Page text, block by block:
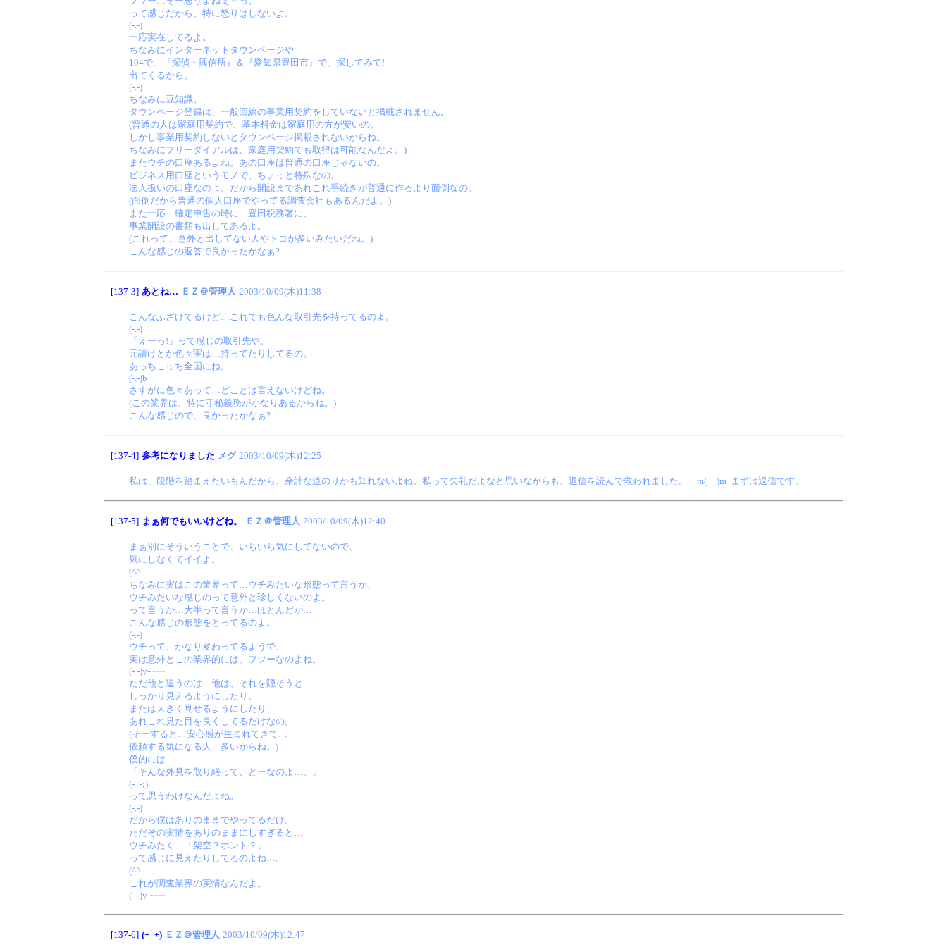
って感じだから、特に怒りはしないよ。
(-.-)
一応実在してるよ。
ちなみにインターネットタウンページや
104で、『探偵・興信所』＆『愛知県豊田市』で、探してみて!
出てくるから。
(-.-)
ちなみに豆知識。
タウンページ登録は、一般回線の事業用契約をしていないと掲載されません。
(普通の人は家庭用契約で、基本料金は家庭用の方が安いの。
しかし事業用契約しないとタウンページ掲載されないからね。
ちなみにフリーダイアルは、家庭用契約でも取得は可能なんだよ。)
またウチの口座あるよね。あの口座は普通の口座じゃないの。
ビジネス用口座というモノで、ちょっと特殊なの。
法人扱いの口座なのよ。だから開設まであれこれ手続きが普通に作るより面倒なの。
(面倒だから普通の個人口座でやってる調査会社もあるんだよ。)
また一応…確定申告の時に…豊田税務署に、
事業開設の書類も出してあるよ。
(これって、意外と出してない人やトコが多いみたいだね。)
こんな感じの返答で良かったかなぁ?
[137-3] あとね… ＥＺ＠管理人 2003/10/09(木)11:38
こんなふざけてるけど…これでも色んな取引先を持ってるのよ。
(-.-)
「えーっ!」って感じの取引先や、
元請けとか色々実は…持ってたりしてるの。
あっちこっち全国にね。
(-.-)b
さすがに色々あって…どことは言えないけどね。
(この業界は、特に守秘義務がかなりあるからね。)
こんな感じので、良かったかなぁ?
[137-4] 参考になりました メグ 2003/10/09(木)12:25
私は、段階を踏まえたいもんだから、余計な道のりかも知れないよね。私って失礼だよなと思いながらも、返信を読んで救われました。 m(__)m まずは返信です。
[137-5] まぁ何でもいいけどね。 ＥＺ＠管理人 2003/10/09(木)12:40
まぁ別にそういうことで、いちいち気にしてないので、
気にしなくてイイよ。
(^^ゞ
ちなみに実はこの業界って…ウチみたいな形態って言うか、
ウチみたいな感じのって意外と珍しくないのよ。
って言うか…大半って言うか…ほとんどが…
こんな感じの形態をとってるのよ。
(-.-)
ウチって、かなり変わってるようで、
実は意外とこの業界的には、フツーなのよね。
(-.-)y-~~~
ただ他と違うのは…他は、それを隠そうと…
しっかり見えるようにしたり、
または大きく見せるようにしたり、
あれこれ見た目を良くしてるだけなの。
(そーすると…安心感が生まれてきて…
依頼する気になる人、多いからね。)
僕的には…
「そんな外見を取り繕って、どーなのよ…。」
(-_-;)
って思うわけなんだよね。
(-.-)
だから僕はありのままでやってるだけ。
ただその実情をありのままにしすぎると…
ウチみたく…「架空？ホント？」
って感じに見えたりしてるのよね…。
(^^ゞ
これが調査業界の実情なんだよ。
(-.-)y-~~~
[137-6] (+_+) ＥＺ＠管理人 2003/10/09(木)12:47